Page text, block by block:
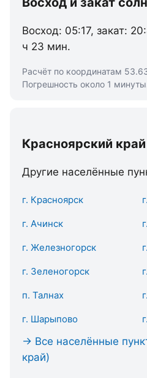
Восход: 05:17, закат:
ч 23 мин.
Расчёт по координатам
Погрешность около 1
Красноярский край
Другие населённые
г. Красноярск
г. Ачинск
г. Железногорск
г. Зеленогорск
п. Талнах
г. Шарыпово
→ Все населённые
край)